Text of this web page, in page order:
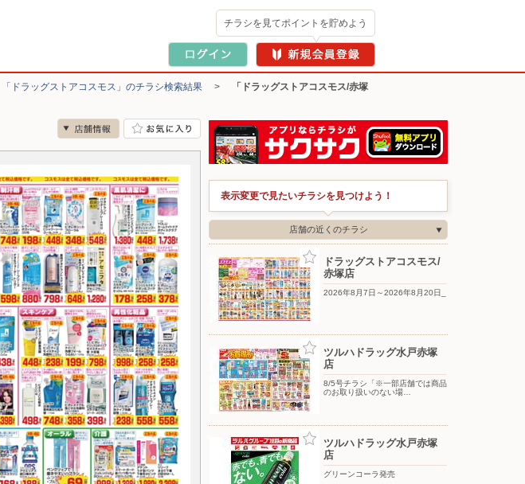
チラシを見てポイントを貯めよう
「ドラッグストアコスモス」のチラシ検索結果 >
「ドラッグストアコスモス/赤塚
表示変更で見たいチラシを見つけよう！
店舗の近くのチラシ
ドラッグストアコスモス/
赤塚店
2026年8月7日～2026年8月20日_
ツルハドラッグ水戸赤塚
店
8/5号チラシ「※一部店舗では商品
のお取り扱いのない場…
ツルハドラッグ水戸赤塚
店
グリーンコーラ発売